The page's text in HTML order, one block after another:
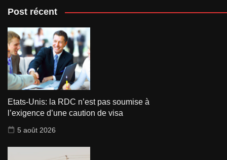
Post récent
Etats-Unis: la RDC n’est pas soumise à
l’exigence d’une caution de visa
5 août 2026